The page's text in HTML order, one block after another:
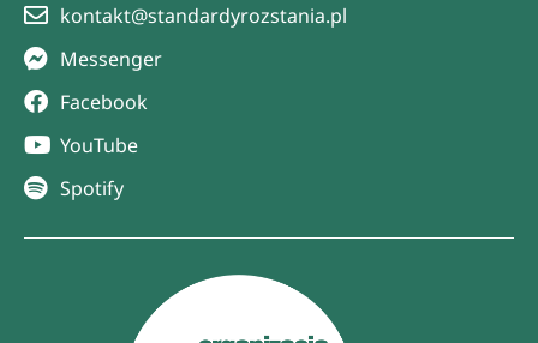
kontakt@standardyrozstania.pl
Messenger
Facebook
YouTube
Spotify